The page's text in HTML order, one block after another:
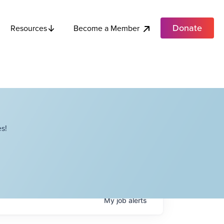
Resources Become a Member Donate
Myjobalerts